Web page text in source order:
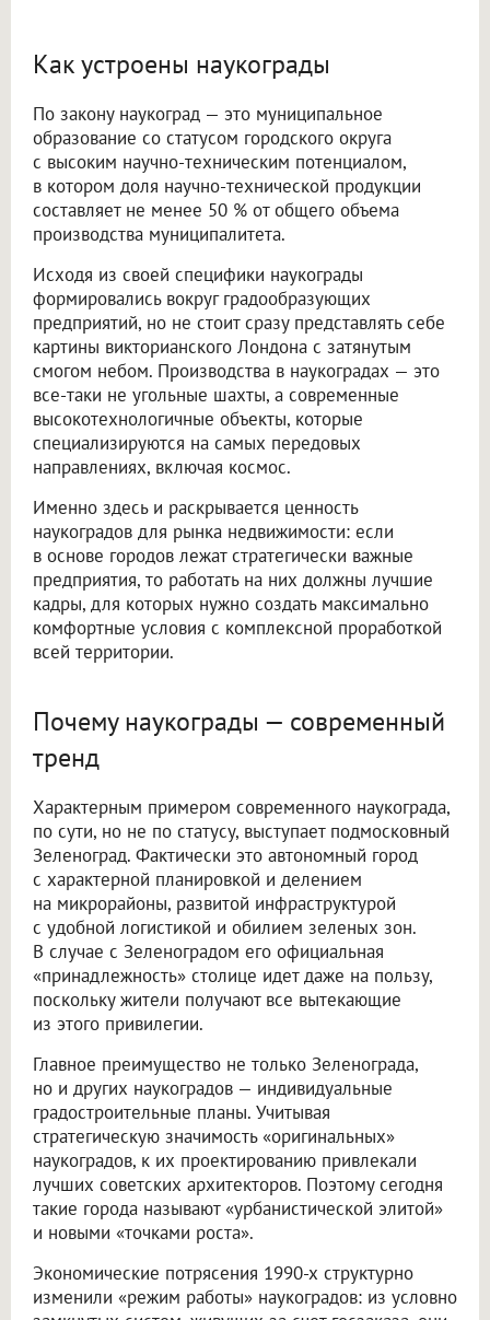
Как устроены наукограды
По закону наукоград — это муниципальное
образование со статусом городского округа
с высоким научно-техническим потенциалом,
в котором доля научно-технической продукции
составляет не менее 50 % от общего объема
производства муниципалитета.
Исходя из своей специфики наукограды
формировались вокруг градообразующих
предприятий, но не стоит сразу представлять себе
картины викторианского Лондона с затянутым
смогом небом. Производства в наукоградах — это
все-таки не угольные шахты, а современные
высокотехнологичные объекты, которые
специализируются на самых передовых
направлениях, включая космос.
Именно здесь и раскрывается ценность
наукоградов для рынка недвижимости: если
в основе городов лежат стратегически важные
предприятия, то работать на них должны лучшие
кадры, для которых нужно создать максимально
комфортные условия с комплексной проработкой
всей территории.
Почему наукограды — современный
тренд
Характерным примером современного наукограда,
по сути, но не по статусу, выступает подмосковный
Зеленоград. Фактически это автономный город
с характерной планировкой и делением
на микрорайоны, развитой инфраструктурой
с удобной логистикой и обилием зеленых зон.
В случае с Зеленоградом его официальная
«принадлежность» столице идет даже на пользу,
поскольку жители получают все вытекающие
из этого привилегии.
Главное преимущество не только Зеленограда,
но и других наукоградов — индивидуальные
градостроительные планы. Учитывая
стратегическую значимость «оригинальных»
наукоградов, к их проектированию привлекали
лучших советских архитекторов. Поэтому сегодня
такие города называют «урбанистической элитой»
и новыми «точками роста».
Экономические потрясения 1990-х структурно
изменили «режим работы» наукоградов: из условно